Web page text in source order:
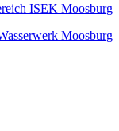
ISEK Moosburg
Moosburg